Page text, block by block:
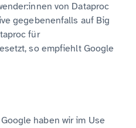
von Dataproc
gegebenenfalls auf Big
für
so empfiehlt Google
haben wir im Use